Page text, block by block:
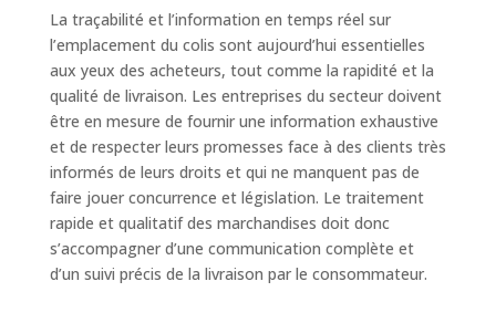
La traçabilité et l’information en temps réel sur
l’emplacement du colis sont aujourd’hui essentielles
aux yeux des acheteurs, tout comme la rapidité et la
qualité de livraison. Les entreprises du secteur doivent
être en mesure de fournir une information exhaustive
et de respecter leurs promesses face à des clients très
informés de leurs droits et qui ne manquent pas de
faire jouer concurrence et législation. Le traitement
rapide et qualitatif des marchandises doit donc
s’accompagner d’une communication complète et
d’un suivi précis de la livraison par le consommateur.